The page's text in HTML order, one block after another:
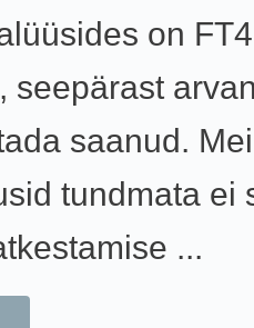
on
seepärast
saanud.
tundmata ei
...